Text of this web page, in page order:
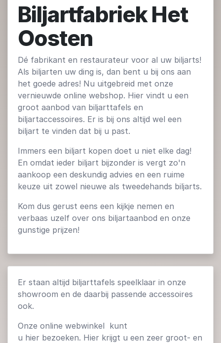
Biljartfabriek Het
Oosten
Dé fabrikant en restaurateur voor al uw biljarts!
Als biljarten uw ding is, dan bent u bij ons aan
het goede adres! Nu uitgebreid met onze
vernieuwde online webshop. Hier vindt u een
groot aanbod van biljarttafels en
biljartaccessoires. Er is bij ons altijd wel een
biljart te vinden dat bij u past.
Immers een biljart kopen doet u niet elke dag!
En omdat ieder biljart bijzonder is vergt zo'n
aankoop een deskundig advies en een ruime
keuze uit zowel nieuwe als tweedehands biljarts.
Kom dus gerust eens een kijkje nemen en
verbaas uzelf over ons biljartaanbod en onze
gunstige prijzen!
Er staan altijd biljarttafels speelklaar in onze
showroom en de daarbij passende accessoires
ook.
Onze online webwinkel kunt
u hier bezoeken. Hier krijgt u een zeer groot- en